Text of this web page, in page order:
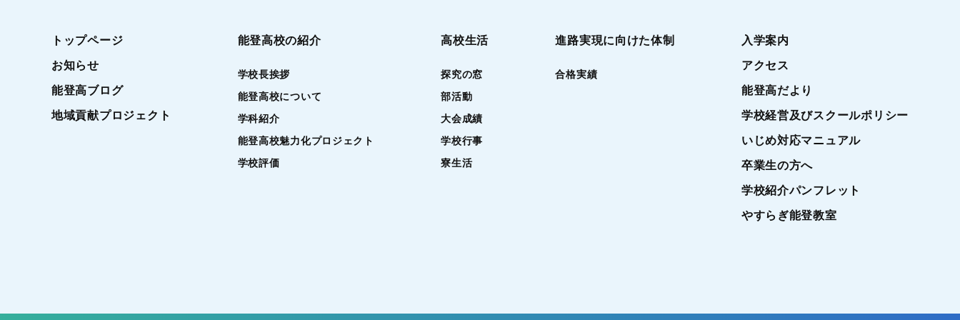
トップページ
お知らせ
能登高ブログ
地域貢献プロジェクト
能登高校の紹介
学校長挨拶
能登高校について
学科紹介
能登高校魅力化プロジェクト
学校評価
高校生活
探究の窓
部活動
大会成績
学校行事
寮生活
進路実現に向けた体制
合格実績
入学案内
アクセス
能登高だより
学校経営及びスクールポリシー
いじめ対応マニュアル
卒業生の方へ
学校紹介パンフレット
やすらぎ能登教室